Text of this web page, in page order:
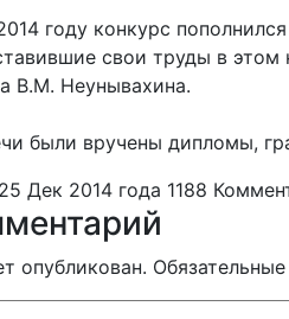
году конкурс
свои труды в
В.М. Неунывахина.
были вручены дипломы,
25 Дек 2014 года 1188
опубликован.